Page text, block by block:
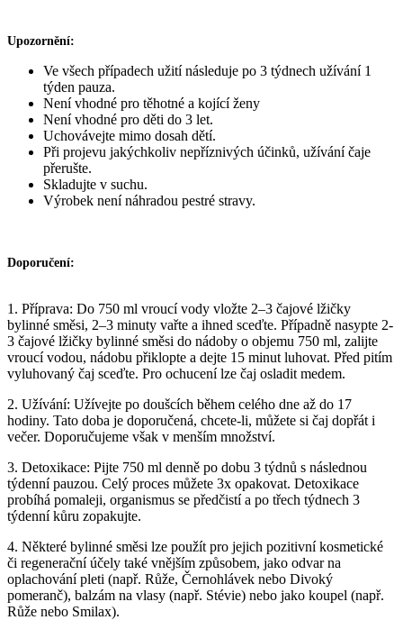
Upozornění:
Ve všech případech užití následuje po 3 týdnech užívání 1
týden pauza.
Není vhodné pro těhotné a kojící ženy
Není vhodné pro děti do 3 let.
Uchovávejte mimo dosah dětí.
Při projevu jakýchkoliv nepříznivých účinků, užívání čaje
přerušte.
Skladujte v suchu.
Výrobek není náhradou pestré stravy.
Doporučení:
1. Příprava: Do 750 ml vroucí vody vložte 2–3 čajové lžičky
bylinné směsi, 2–3 minuty vařte a ihned sceďte. Případně nasypte 2-
3 čajové lžičky bylinné směsi do nádoby o objemu 750 ml, zalijte
vroucí vodou, nádobu přiklopte a dejte 15 minut luhovat. Před pitím
vyluhovaný čaj sceďte. Pro ochucení lze čaj osladit medem.
2. Užívání: Užívejte po doušcích během celého dne až do 17
hodiny. Tato doba je doporučená, chcete-li, můžete si čaj dopřát i
večer. Doporučujeme však v menším množství.
3. Detoxikace: Pijte 750 ml denně po dobu 3 týdnů s následnou
týdenní pauzou. Celý proces můžete 3x opakovat. Detoxikace
probíhá pomaleji, organismus se předčistí a po třech týdnech 3
týdenní kůru zopakujte.
4. Některé bylinné směsi lze použít pro jejich pozitivní kosmetické
či regenerační účely také vnějším způsobem, jako odvar na
oplachování pleti (např. Růže, Černohlávek nebo Divoký
pomeranč), balzám na vlasy (např. Stévie) nebo jako koupel (např.
Růže nebo Smilax).